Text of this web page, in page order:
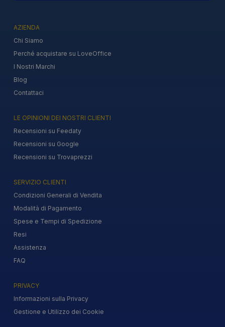
AZIENDA
Chi Siamo
Perché acquistare su LoveOffice
I Nostri Marchi
Blog
Contattaci
LE OPINIONI DEI NOSTRI CLIENTI
Recensioni su Feedaty
Recensioni su Google
Recensioni su Trovaprezzi
SERVIZIO CLIENTI
Condizioni Generali di Vendita
Modalità di Pagamento
Spese e Tempi di Spedizione
Resi
Assistenza
FAQ
PRIVACY
Informazioni sulla Privacy
Gestione e Utilizzo dei Cookie